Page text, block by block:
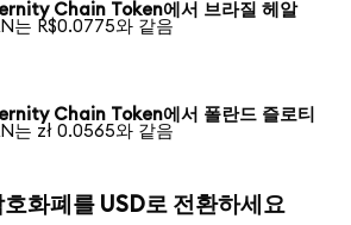
Chain Token에서 브라질 헤알
는 R$0.0775와 같음
Chain Token에서 폴란드 즐로티
는 zł 0.0565와 같음
호화폐를 USD로 전환하세요